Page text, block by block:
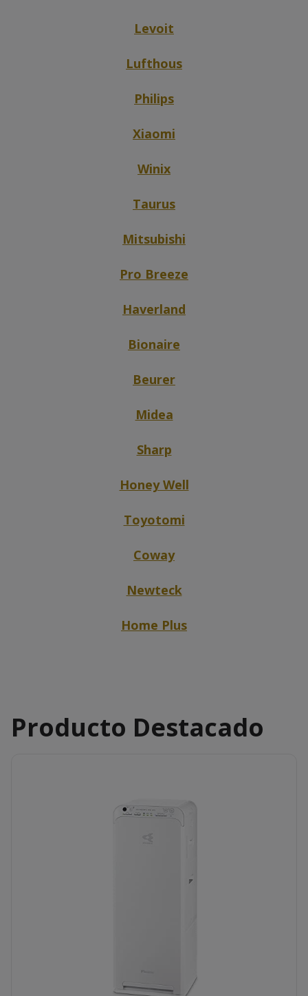
Levoit
Lufthous
Philips
Xiaomi
Winix
Taurus
Mitsubishi
Pro Breeze
Haverland
Bionaire
Beurer
Midea
Sharp
Honey Well
Toyotomi
Coway
Newteck
Home Plus
Producto Destacado